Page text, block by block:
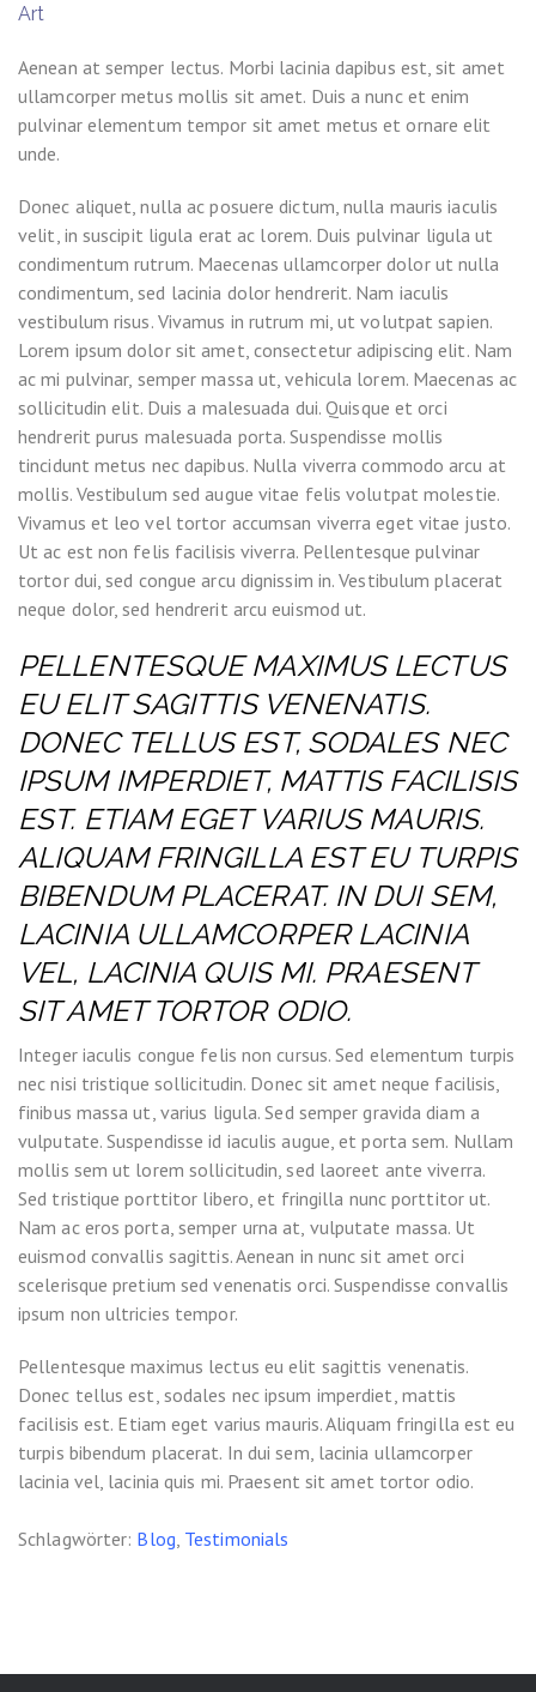
Art
Aenean at semper lectus. Morbi lacinia dapibus est, sit amet
ullamcorper metus mollis sit amet. Duis a nunc et enim
pulvinar elementum tempor sit amet metus et ornare elit
unde.
Donec aliquet, nulla ac posuere dictum, nulla mauris iaculis
velit, in suscipit ligula erat ac lorem. Duis pulvinar ligula ut
condimentum rutrum. Maecenas ullamcorper dolor ut nulla
condimentum, sed lacinia dolor hendrerit. Nam iaculis
vestibulum risus. Vivamus in rutrum mi, ut volutpat sapien.
Lorem ipsum dolor sit amet, consectetur adipiscing elit. Nam
ac mi pulvinar, semper massa ut, vehicula lorem. Maecenas ac
sollicitudin elit. Duis a malesuada dui. Quisque et orci
hendrerit purus malesuada porta. Suspendisse mollis
tincidunt metus nec dapibus. Nulla viverra commodo arcu at
mollis. Vestibulum sed augue vitae felis volutpat molestie.
Vivamus et leo vel tortor accumsan viverra eget vitae justo.
Ut ac est non felis facilisis viverra. Pellentesque pulvinar
tortor dui, sed congue arcu dignissim in. Vestibulum placerat
neque dolor, sed hendrerit arcu euismod ut.
PELLENTESQUE MAXIMUS LECTUS
EU ELIT SAGITTIS VENENATIS.
DONEC TELLUS EST, SODALES NEC
IPSUM IMPERDIET, MATTIS FACILISIS
EST. ETIAM EGET VARIUS MAURIS.
ALIQUAM FRINGILLA EST EU TURPIS
BIBENDUM PLACERAT. IN DUI SEM,
LACINIA ULLAMCORPER LACINIA
VEL, LACINIA QUIS MI. PRAESENT
SIT AMET TORTOR ODIO.
Integer iaculis congue felis non cursus. Sed elementum turpis
nec nisi tristique sollicitudin. Donec sit amet neque facilisis,
finibus massa ut, varius ligula. Sed semper gravida diam a
vulputate. Suspendisse id iaculis augue, et porta sem. Nullam
mollis sem ut lorem sollicitudin, sed laoreet ante viverra.
Sed tristique porttitor libero, et fringilla nunc porttitor ut.
Nam ac eros porta, semper urna at, vulputate massa. Ut
euismod convallis sagittis. Aenean in nunc sit amet orci
scelerisque pretium sed venenatis orci. Suspendisse convallis
ipsum non ultricies tempor.
Pellentesque maximus lectus eu elit sagittis venenatis.
Donec tellus est, sodales nec ipsum imperdiet, mattis
facilisis est. Etiam eget varius mauris. Aliquam fringilla est eu
turpis bibendum placerat. In dui sem, lacinia ullamcorper
lacinia vel, lacinia quis mi. Praesent sit amet tortor odio.
Schlagwörter: Blog Testimonials